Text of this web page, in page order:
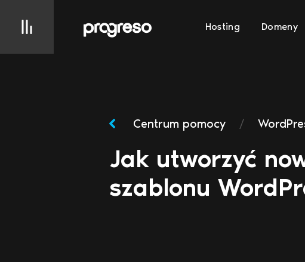
Hosting Domeny
Centrum pomocy /
Jak utworzyć
szablonu